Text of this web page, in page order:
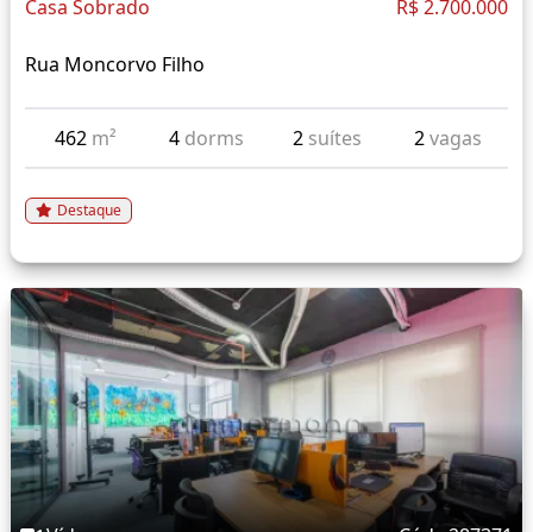
Casa Sobrado R$ 2.700.000
Rua Moncorvo Filho
462 m² 4 dorms 2 suítes 2vagas
Destaque